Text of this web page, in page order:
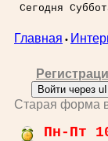
Сегодня
Главная •
Войти через
Старая форма
Пн-Пт